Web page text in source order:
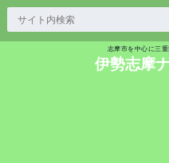
志摩市を中心に三
伊勢志摩